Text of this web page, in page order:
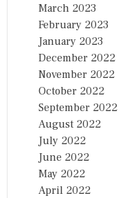
March 2023
February 2023
January 2023
December 2022
November 2022
October 2022
September 2022
August 2022
July 2022
June 2022
May 2022
April 2022